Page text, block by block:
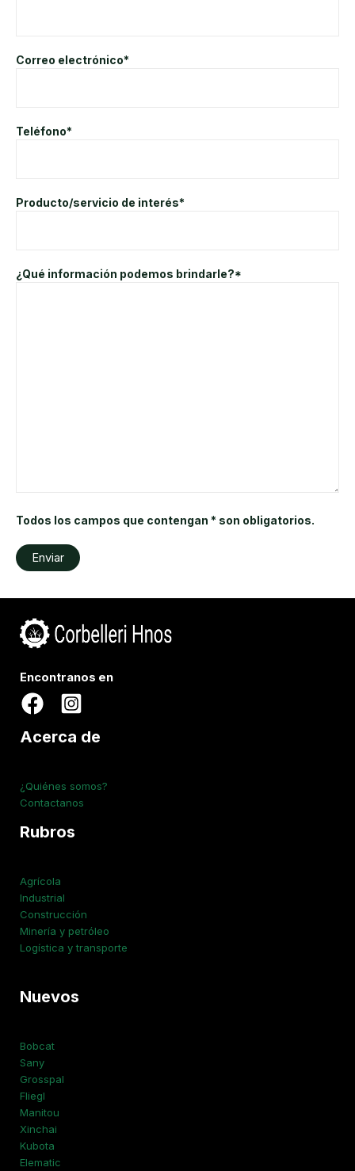
Correo electrónico*
Teléfono*
Producto/servicio de interés*
¿Qué información podemos brindarle?*
Todos los campos que contengan * son obligatorios.
Encontranos en
Acerca de
¿Quiénes somos?
Contactanos
Rubros
Agrícola
Industrial
Construcción
Minería y petróleo
Logística y transporte
Nuevos
Bobcat
Sany
Grosspal
Fliegl
Manitou
Xinchai
Kubota
Elematic